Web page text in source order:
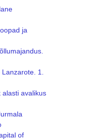
ja
1.
alasti avalikus
of